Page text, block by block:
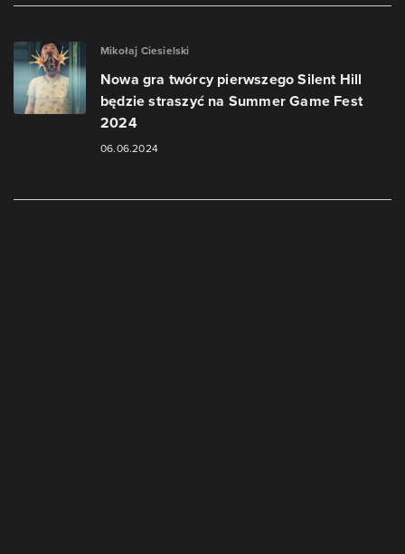
Mikołaj Ciesielski
Nowa gra twórcy pierwszego Silent Hill
będzie straszyć na Summer Game Fest
2024
06.06.2024